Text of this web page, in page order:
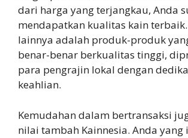
dari harga yang terjangkau, Anda
mendapatkan kualitas kain
lainnya adalah produk-produk
benar-benar berkualitas tinggi,
para pengrajin lokal dengan
keahlian.
Kemudahan dalam bertransaksi
nilai tambah Kainnesia. Anda yang